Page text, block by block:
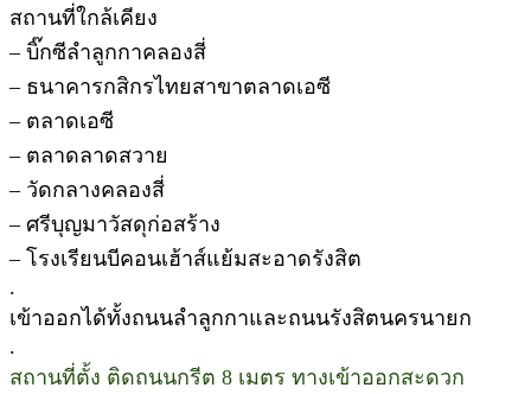
สถานที่ใกล้เคียง
– บิ๊กซีลำลูกกาคลองสี่
– ธนาคารกสิกรไทยสาขาตลาดเอซี
– ตลาดเอซี
– ตลาดลาดสวาย
– วัดกลางคลองสี่
– ศรีบุญมาวัสดุก่อสร้าง
– โรงเรียนบีคอนเฮ้าส์แย้มสะอาดรังสิต
.
เข้าออกได้ทั้งถนนลำลูกกาและถนนรังสิตนครนายก
.
สถานที่ตั้ง ติดถนนกรีต 8 เมตร ทางเข้าออกสะดวก